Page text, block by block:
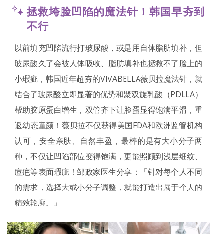
拯救垮脸凹陷的魔法针！韩国早夯到
不行
以前填充凹陷流行打玻尿酸，或是用自体脂肪填补，但
玻尿酸久了会被人体吸收、脂肪填补也拯救不了脸上的
小瑕疵，韩国近年超夯的VIVABELLA薇贝拉魔法针，就
结合了玻尿酸立即显著的优势和聚双旋乳酸（PDLLA）
帮助胶原蛋白增生，双管齐下让脸蛋显得饱满平滑，重
返幼态童颜！薇贝拉不仅获得美国FDA和欧洲监管机构
认可，安全亲肤、自然丰盈，最棒的是有大小分子两
种，不仅让凹陷部位变得饱满，更能照顾到浅层细纹、
痘疤等表面瑕疵！邹政家医生分享：「针对每个人不同
的需求，选择大或小分子调整，就能打造出属于个人的
精致轮廓。」